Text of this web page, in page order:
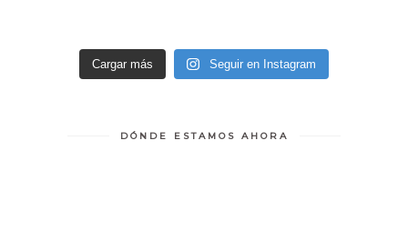
Cargar más Seguir en Instagram
DÓNDE ESTAMOS AHORA